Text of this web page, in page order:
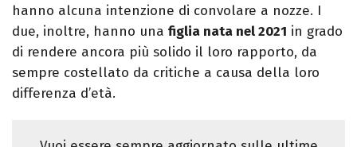
hanno alcuna intenzione di convolare a nozze. I
due, inoltre, hanno una figlia nata nel 2021 in grado
di rendere ancora più solido il loro rapporto, da
sempre costellato da critiche a causa della loro
differenza d’età.